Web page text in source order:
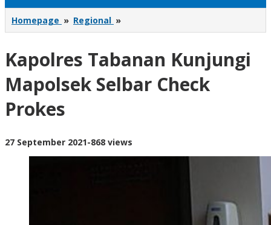
Homepage » Regional »
Tabanan
Mapolsek
Selbar
Check
Prokes</strong>
Kapolres Tabanan Kunjungi
Mapolsek Selbar Check
Prokes
27 September 2021oleh
-868 views